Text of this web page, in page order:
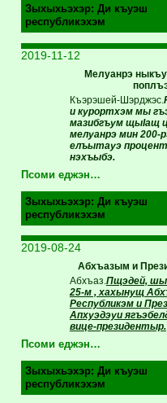
Зыхыхьэхэр: Ди къуэш
республикэхэм
2019-11-12
Мелуанрэ
Къэрэшей-Шэрджэс.
и курортхэм мы
мазибгъум щыIащ
мелуанрэ мин 200-
елъытауэ
нэхъыбэ.
Псоми еджэн…
Зыхыхьэхэр: Ди къуэш
республикэхэм
2019-08-24
Абхъазым и
Абхъаз.Пщэдей,
25-м , хахынущ
Республикэм и
Апхуэдэуи
вице-президентыр.
Псоми еджэн…
Зыхыхьэхэр: Ди къуэш
республикэхэм